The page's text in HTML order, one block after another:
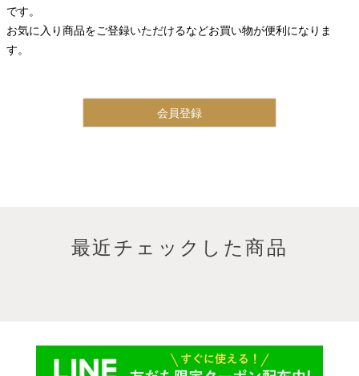
です。
お気に入り商品をご登録いただけるなどお買い物が便利になりま
す。
会員登録
最近チェックした商品